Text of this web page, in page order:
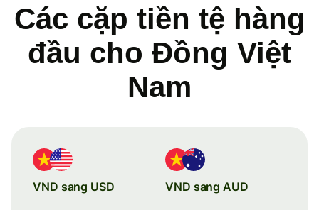
Các cặp tiền tệ hàng
đầu cho Đồng Việt
Nam
VND sang USD VND sang AUD